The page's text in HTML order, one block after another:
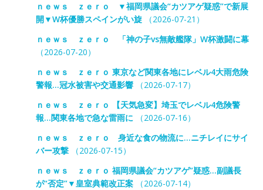
ｎｅｗｓ ｚｅｒｏ ▼福岡県議会“カツアゲ疑惑”で新展
開▼W杯優勝スペインがい旋（2026-07-21）
ｎｅｗｓ ｚｅｒｏ 「神の子vs無敵艦隊」W杯激闘に幕
（2026-07-20）
ｎｅｗｓ ｚｅｒｏ 東京など関東各地にレベル4大雨危険
警報…冠水被害や交通影響（2026-07-17）
ｎｅｗｓ ｚｅｒｏ 【天気急変】埼玉でレベル4危険警
報…関東各地で急な雷雨に（2026-07-16）
ｎｅｗｓ ｚｅｒｏ 身近な食の物流に…ニチレイにサイ
バー攻撃（2026-07-15）
ｎｅｗｓ ｚｅｒｏ 福岡県議会“カツアゲ”疑惑…副議長
が“否定”▼皇室典範改正案（2026-07-14）